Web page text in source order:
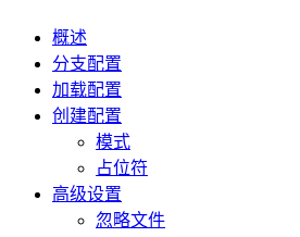
概述
分支配置
加载配置
创建配置
模式
占位符
高级设置
忽略文件